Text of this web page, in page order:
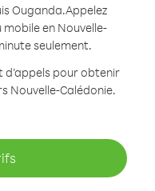
Ouganda.Appelez
en Nouvelle-
seulement.
d’appels pour obtenir
Nouvelle-Calédonie.